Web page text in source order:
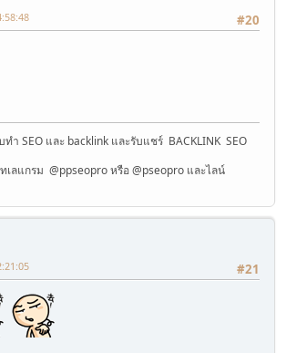
#20
บทำ SEO และ backlink และรับแชร์ BACKLINK SEO
เลแกรม @ppseopro หรือ @pseopro และไลน์
#21